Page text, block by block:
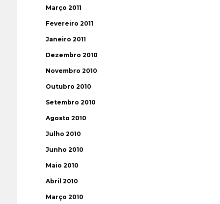
Março 2011
Fevereiro 2011
Janeiro 2011
Dezembro 2010
Novembro 2010
Outubro 2010
Setembro 2010
Agosto 2010
Julho 2010
Junho 2010
Maio 2010
Abril 2010
Março 2010